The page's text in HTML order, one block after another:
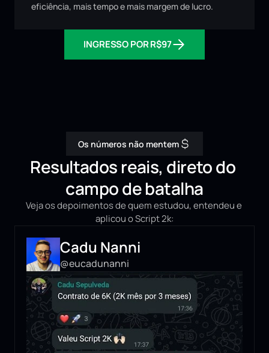
eficiência, mais tempo e mais margem de lucro.
INGRESSO POR R$97
Os números não mentem
Resultados reais, direto do
campo de batalha
Veja os depoimentos de quem estudou, entendeu e
aplicou o Script 2k:
Cadu Nanni
@eucadunanni